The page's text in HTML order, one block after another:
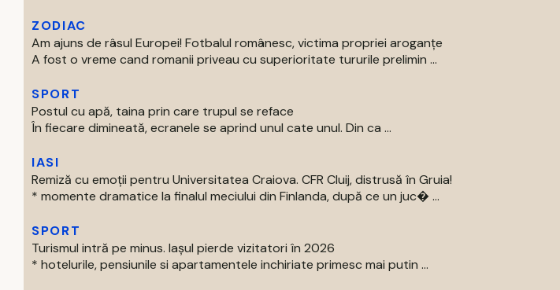
ZODIAC
Am ajuns de râsul Europei! Fotbalul românesc, victima propriei aroganțe
A fost o vreme cand romanii priveau cu superioritate tururile prelimin ...
SPORT
Postul cu apă, taina prin care trupul se reface
În fiecare dimineată, ecranele se aprind unul cate unul. Din ca ...
IASI
Remiză cu emoții pentru Universitatea Craiova. CFR Cluij, distrusă în Gruia!
* momente dramatice la finalul meciului din Finlanda, după ce un juc� ...
SPORT
Turismul intră pe minus. Iașul pierde vizitatori în 2026
* hotelurile, pensiunile si apartamentele inchiriate primesc mai putin ...